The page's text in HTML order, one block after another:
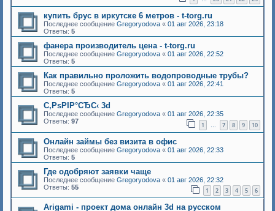
купить брус в иркутске 6 метров - t-torg.ru
Последнее сообщение Gregoryodova « 01 авг 2026, 23:18
Ответы: 5
фанера производитель цена - t-torg.ru
Последнее сообщение Gregoryodova « 01 авг 2026, 22:52
Ответы: 5
Как правильно проложить водопроводные трубы?
Последнее сообщение Gregoryodova « 01 авг 2026, 22:41
Ответы: 5
С‚РѕРІР°СЂС‹ 3d
Последнее сообщение Gregoryodova « 01 авг 2026, 22:35
Ответы: 97 1 … 7 8 9 10
Онлайн займы без визита в офис
Последнее сообщение Gregoryodova « 01 авг 2026, 22:33
Ответы: 5
Где одобряют заявки чаще
Последнее сообщение Gregoryodova « 01 авг 2026, 22:32
Ответы: 55 1 2 3 4 5 6
Arigami - проект дома онлайн 3d на русском